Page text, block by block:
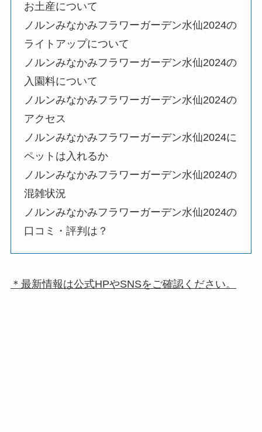
お土産について
ノルンみなかみフラワーガーデン水仙2024の
ライトアップについて
ノルンみなかみフラワーガーデン水仙2024の
入園料について
ノルンみなかみフラワーガーデン水仙2024の
アクセス
ノルンみなかみフラワーガーデン水仙2024に
ペットは入れるか
ノルンみなかみフラワーガーデン水仙2024の
混雑状況
ノルンみなかみフラワーガーデン水仙2024の
口コミ・評判は？
＊最新情報は公式HPやSNSをご確認ください。